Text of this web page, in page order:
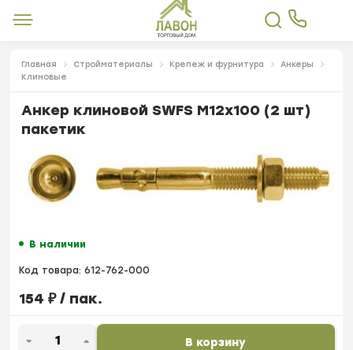
Главная Стройматериалы Крепеж и фурнитура
Анкеры
Клиновые
Анкер клиновой SWFS М12х100 (2 шт)
пакетик
В наличии
Код товара: 612-762-000
154 ₽/ пак.
В корзину